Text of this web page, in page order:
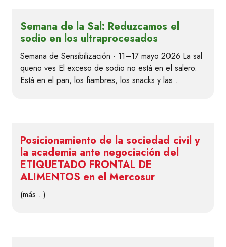
Semana de la Sal: Reduzcamos el
sodio en los ultraprocesados
Semana de Sensibilización · 11–17 mayo 2026 La sal
queno ves El exceso de sodio no está en el salero.
Está en el pan, los fiambres, los snacks y las…
Posicionamiento de la sociedad civil y
la academia ante negociación del
ETIQUETADO FRONTAL DE
ALIMENTOS en el Mercosur
(más…)